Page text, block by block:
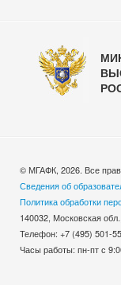
© МГАФК, 2026. Все
Сведения об
Политика обработки
140032, Московская
Телефон: +7 (495)
Часы работы: пн-пт с